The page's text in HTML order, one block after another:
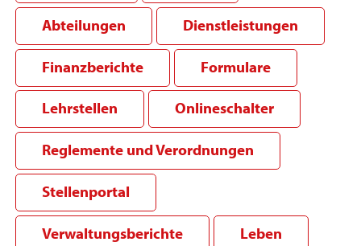
Abteilungen Dienstleistungen
Finanzberichte Formulare
Lehrstellen Onlineschalter
Reglemente und Verordnungen
Stellenportal
Verwaltungsberichte Leben